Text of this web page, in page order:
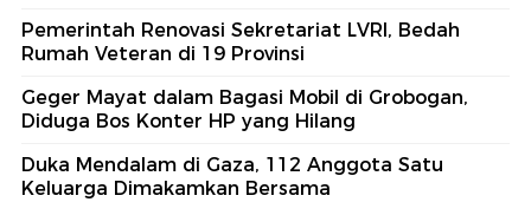
Pemerintah Renovasi Sekretariat LVRI, Bedah
Rumah Veteran di 19 Provinsi
Geger Mayat dalam Bagasi Mobil di Grobogan,
Diduga Bos Konter HP yang Hilang
Duka Mendalam di Gaza, 112 Anggota Satu
Keluarga Dimakamkan Bersama